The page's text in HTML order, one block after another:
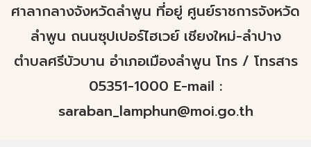
ศาลากลางจังหวัดลำพูน ที่อยู่ ศูนย์ราชการจังหวัด
ลำพูน ถนนซุปเปอร์ไฮเวย์ เชียงใหม่-ลำปาง
ตำบลศรีบัวบาน อำเภอเมืองลำพูน โทร / โทรสาร
05351-1000 E-mail :
saraban_lamphun@moi.go.th